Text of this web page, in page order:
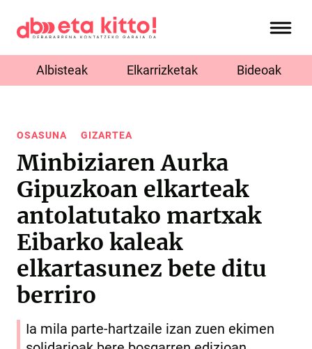
Albisteak Elkarrizketak Bideoak
OSASUNA GIZARTEA
Minbiziaren Aurka
Gipuzkoan elkarteak
antolatutako martxak
Eibarko kaleak
elkartasunez bete ditu
berriro
Ia mila parte-hartzaile izan zuen ekimen